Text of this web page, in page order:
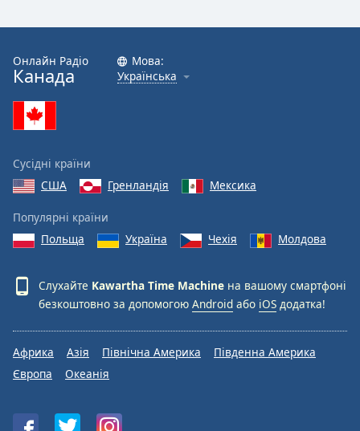
Онлайн Радіо
Канада
Мова:
Українська
Сусідні країни
США
Гренландія Мексика
Популярні країни
Польща
Україна Чехія Молдова
Слухайте Kawartha Time Machine на вашому смартфоні
безкоштовно за допомогою Android або iOS додатка!
Африка Азія Північна Америка
Південна Америка
Європа
Океанія